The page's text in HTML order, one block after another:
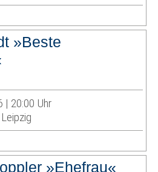
»Beste
| 20:00 Uhr
»Ehefrau«